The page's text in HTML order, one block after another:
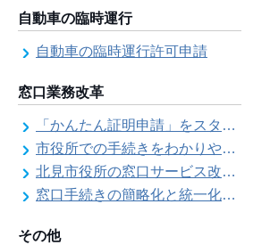
自動車の臨時運行
自動車の臨時運行許可申請
窓口業務改革
「かんたん証明申請」をスタートしました
市役所での手続きをわかりやすく！「手続きチェックシート」を導入しました
北見市役所の窓口サービス改善の取り組み経過
窓口手続きの簡略化と統一化の取り組みについて（ワンストップサービス推進事業）
その他